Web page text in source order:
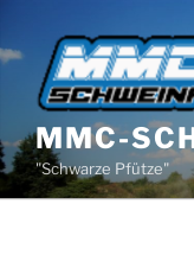
springen
MMC-
"Schwarze Pfütze"